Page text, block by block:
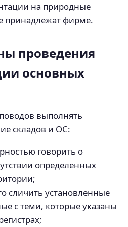
на природные
принадлежат фирме.
проведения
основных
выполнять
складов и ОС:
говорить о
определенных
сличить установленные
с теми, которые указаны